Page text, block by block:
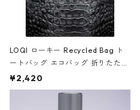
LOQI ローキー Recycled Bag ト
ートバッグ エコバッグ 折りたたみ
大きめ 撥水加工 収納ポーチ CRO
CODILE/Black クロコダイル/ブラ
¥2,420